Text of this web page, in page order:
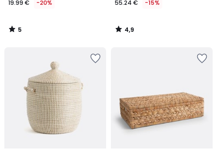
en
de
24.99
19.99 € -20%
5
/
55.24 € -15%
4,9
/